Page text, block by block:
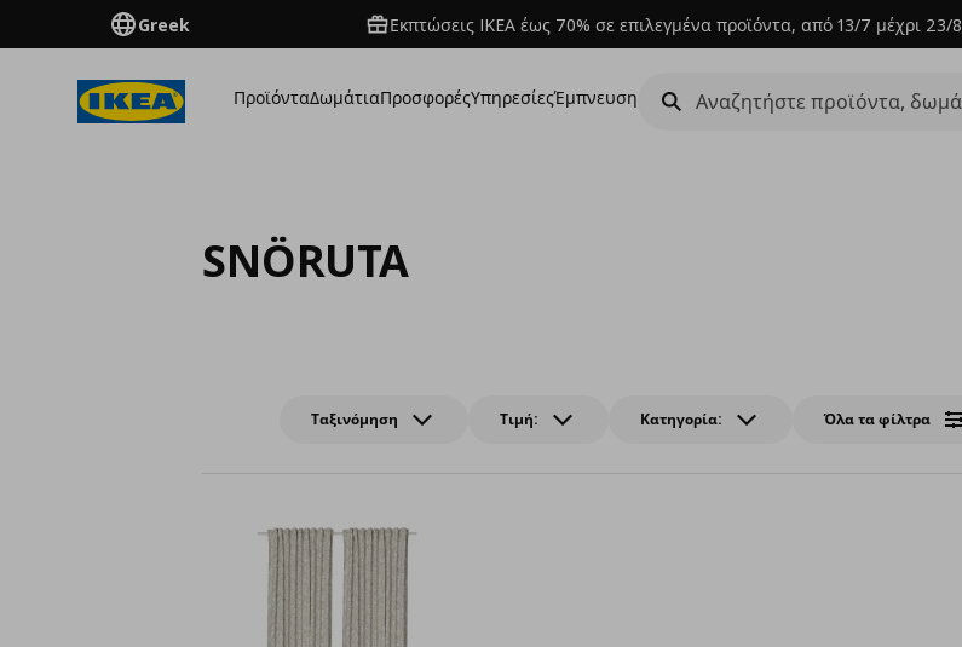
Greek Εκπτώσεις IKEA έως 70% σε επιλεγμένα προϊόντα, από 13/7 μέχρι 23/8
ΠροϊόνταΔωμάτιαΠροσφορέςΥπηρεσίεςΈμπνευση
SNÖRUTA
Ταξινόμηση Τιμή: Κατηγορία: Όλα τα φίλτρα